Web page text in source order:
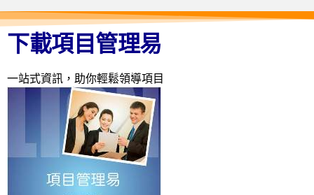
下載項目管理易
一站式資訊，助你輕鬆領導項目